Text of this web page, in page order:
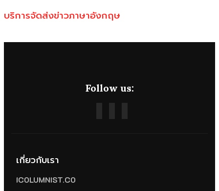
บริการจัดส่งข่าวภาษาอังกฤษ
Follow us:
เกี่ยวกับเรา
ICOLUMNIST.CO